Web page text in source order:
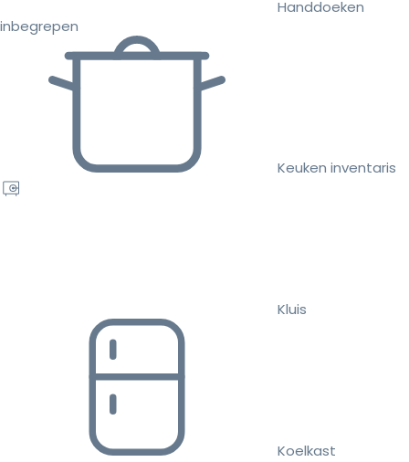
Handdoeken
inbegrepen
Keuken inventaris
Kluis
Koelkast